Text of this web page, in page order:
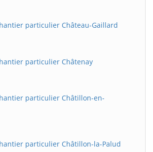
particulier Château-Gaillard
particulier Châtenay
particulier Châtillon-en-
particulier Châtillon-la-Palud